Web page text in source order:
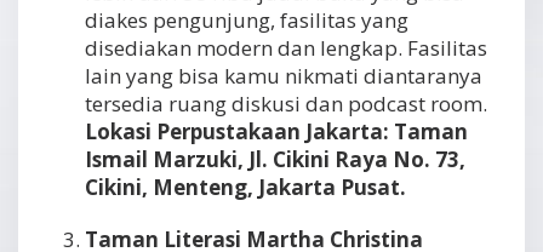
diakes pengunjung, fasilitas yang
disediakan modern dan lengkap. Fasilitas
lain yang bisa kamu nikmati diantaranya
tersedia ruang diskusi dan podcast room.
Lokasi Perpustakaan Jakarta: Taman
Ismail Marzuki, Jl. Cikini Raya No. 73,
Cikini, Menteng, Jakarta Pusat.
Taman Literasi Martha Christina